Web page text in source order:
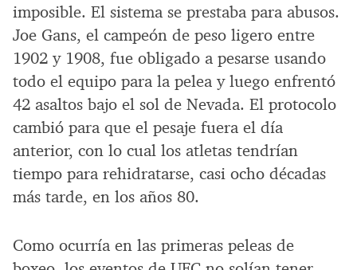
imposible. El sistema se prestaba para abusos.
Joe Gans, el campeón de peso ligero entre
1902 y 1908, fue obligado a pesarse usando
todo el equipo para la pelea y luego enfrentó
42 asaltos bajo el sol de Nevada. El protocolo
cambió para que el pesaje fuera el día
anterior, con lo cual los atletas tendrían
tiempo para rehidratarse, casi ocho décadas
más tarde, en los años 80.
Como ocurría en las primeras peleas de